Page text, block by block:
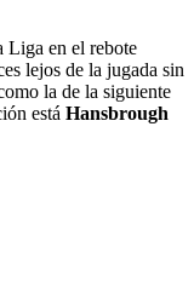
Liga en el rebote
lejos de la jugada sin
la de la siguiente
está Hansbrough